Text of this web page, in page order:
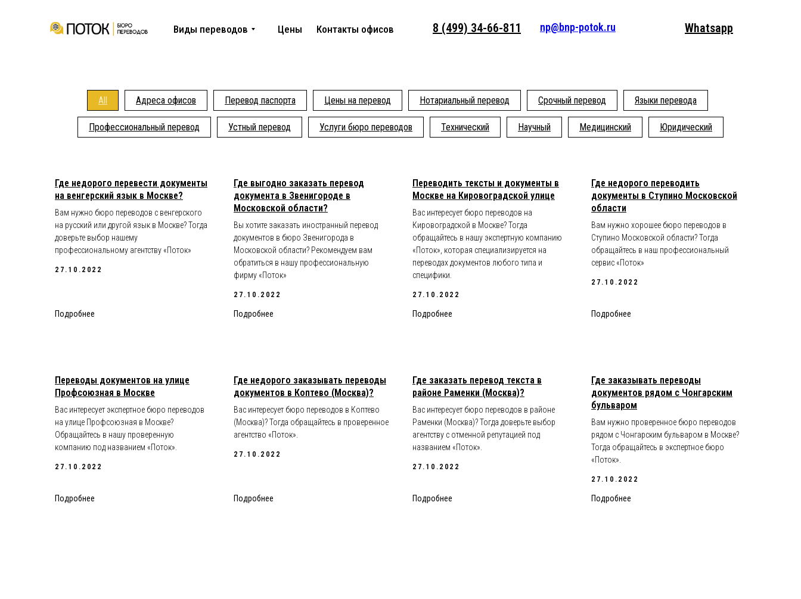
8 (499) 34-66-811 Whatsapp
np@bnp-potok.ru
Виды переводов Цены Контакты офисов
All Адреса офисов Перевод паспорта Цены на перевод Нотариальный перевод Срочный перевод Языки перевода
Профессиональный перевод Устный перевод Услуги бюро переводов Технический Научный Медицинский Юридический
Где недорого перевести документы
на венгерский язык в Москве?
Вам нужно бюро переводов с венгерского
на русский или другой язык в Москве? Тогда
доверьте выбор нашему
профессиональному агентству «Поток»
27.10.2022
Подробнее
Где выгодно заказать перевод
документа в Звенигороде в
Московской области?
Вы хотите заказать иностранный перевод
документов в бюро Звенигорода в
Московской области? Рекомендуем вам
обратиться в нашу профессиональную
фирму «Поток»
27.10.2022
Подробнее
Переводить тексты и документы в
Москве на Кировоградской улице
Вас интересует бюро переводов на
Кировоградской в Москве? Тогда
обращайтесь в нашу экспертную компанию
«Поток», которая специализируется на
переводах документов любого типа и
специфики.
27.10.2022
Подробнее
Где недорого переводить
документы в Ступино Московской
области
Вам нужно хорошее бюро переводов в
Ступино Московской области? Тогда
обращайтесь в наш профессиональный
сервис «Поток»
27.10.2022
Подробнее
Переводы документов на улице
Профсоюзная в Москве
Вас интересует экспертное бюро переводов
на улице Профсоюзная в Москве?
Обращайтесь в нашу проверенную
компанию под названием «Поток».
27.10.2022
Подробнее
Где недорого заказывать переводы
документов в Коптево (Москва)?
Вас интересует бюро переводов в Коптево
(Москва)? Тогда обращайтесь в проверенное
агентство «Поток».
27.10.2022
Подробнее
Где заказать перевод текста в
районе Раменки (Москва)?
Вас интересует бюро переводов в районе
Раменки (Москва)? Тогда доверьте выбор
агентству с отменной репутацией под
названием «Поток».
27.10.2022
Подробнее
Где заказывать переводы
документов рядом с Чонгарским
бульваром
Вам нужно проверенное бюро переводов
рядом с Чонгарским бульваром в Москве?
Тогда обращайтесь в экспертное бюро
«Поток».
27.10.2022
Подробнее